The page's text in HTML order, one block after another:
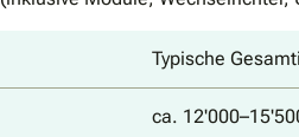
Typische
ca.